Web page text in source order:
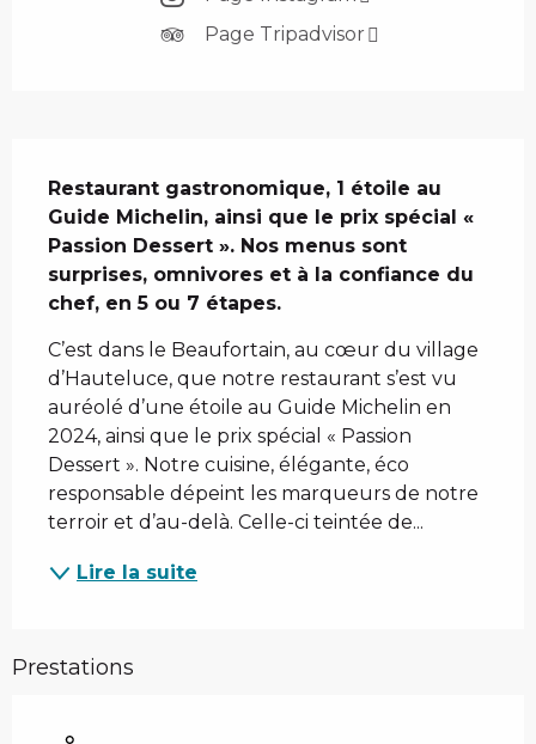
Page Tripadvisor
Restaurant gastronomique, 1 étoile au
Guide Michelin, ainsi que le prix spécial «
Passion Dessert ». Nos menus sont
surprises, omnivores et à la confiance du
chef, en 5 ou 7 étapes.
C’est dans le Beaufortain, au cœur du village
d’Hauteluce, que notre restaurant s’est vu
auréolé d’une étoile au Guide Michelin en
2024, ainsi que le prix spécial « Passion
Dessert ». Notre cuisine, élégante, éco
responsable dépeint les marqueurs de notre
terroir et d’au-delà. Celle-ci teintée de...
Lire la suite
Prestations